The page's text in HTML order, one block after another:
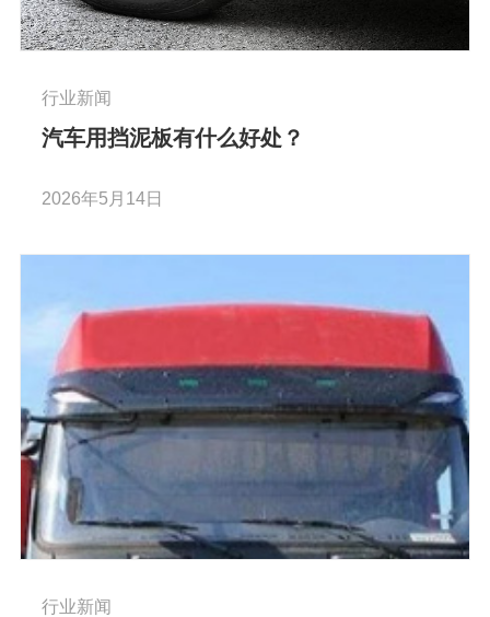
行业新闻
汽车用挡泥板有什么好处？
2026年5月14日
行业新闻